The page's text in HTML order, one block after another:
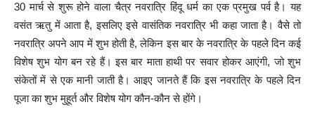
30 मार्च से शुरू होने वाला चैत्र नवरात्रि हिंदू धर्म का एक प्रमुख पर्व है। यह
वसंत ऋतु में आता है, इसलिए इसे वासंतिक नवरात्रि भी कहा जाता है। वैसे तो
नवरात्रि अपने आप में शुभ होती है, लेकिन इस बार के नवरात्रि के पहले दिन कई
विशेष शुभ योग बन रहे हैं। इस बार माता हाथी पर सवार होकर आएंगी, जो शुभ
संकेतों में से एक मानी जाती है। आइए जानते हैं कि इस नवरात्रि के पहले दिन
पूजा का शुभ मुहूर्त और विशेष योग कौन-कौन से होंगे।